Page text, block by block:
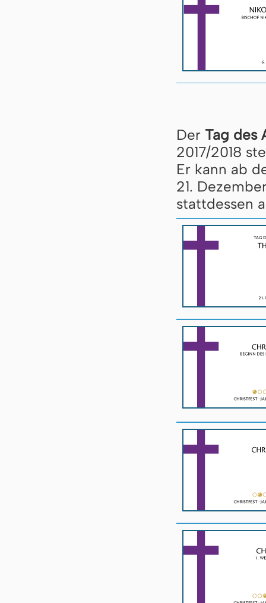
Der Tag des
2017/2018
Er kann ab
21.
stattdessen